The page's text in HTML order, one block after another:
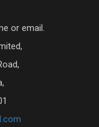
or email.